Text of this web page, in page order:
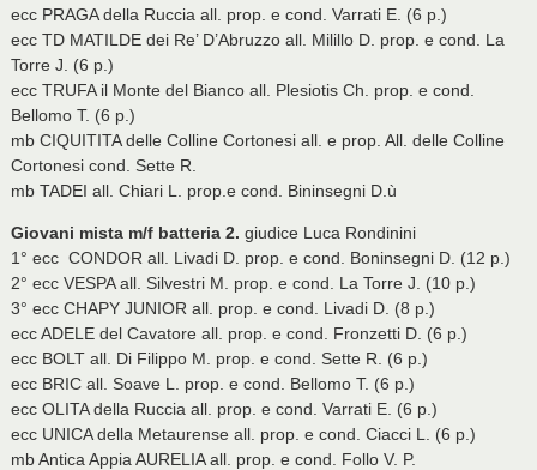
ecc PRAGA della Ruccia all. prop. e cond. Varrati E. (6 p.)
ecc TD MATILDE dei Re’ D’Abruzzo all. Milillo D. prop. e cond. La
Torre J. (6 p.)
ecc TRUFA il Monte del Bianco all. Plesiotis Ch. prop. e cond.
Bellomo T. (6 p.)
mb CIQUITITA delle Colline Cortonesi all. e prop. All. delle Colline
Cortonesi cond. Sette R.
mb TADEI all. Chiari L. prop.e cond. Bininsegni D.ù
Giovani mista m/f batteria 2. giudice Luca Rondinini
1° ecc CONDOR all. Livadi D. prop. e cond. Boninsegni D. (12 p.)
2° ecc VESPA all. Silvestri M. prop. e cond. La Torre J. (10 p.)
3° ecc CHAPY JUNIOR all. prop. e cond. Livadi D. (8 p.)
ecc ADELE del Cavatore all. prop. e cond. Fronzetti D. (6 p.)
ecc BOLT all. Di Filippo M. prop. e cond. Sette R. (6 p.)
ecc BRIC all. Soave L. prop. e cond. Bellomo T. (6 p.)
ecc OLITA della Ruccia all. prop. e cond. Varrati E. (6 p.)
ecc UNICA della Metaurense all. prop. e cond. Ciacci L. (6 p.)
mb Antica Appia AURELIA all. prop. e cond. Follo V. P.